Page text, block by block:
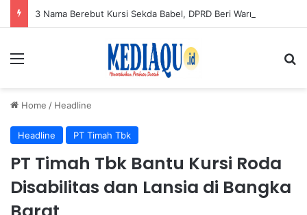
3 Nama Berebut Kursi Sekda Babel, DPRD Beri Warning
Menu
Home / Headline
Headline PT Timah Tbk
PT Timah Tbk Bantu Kursi Roda
Disabilitas dan Lansia di Bangka